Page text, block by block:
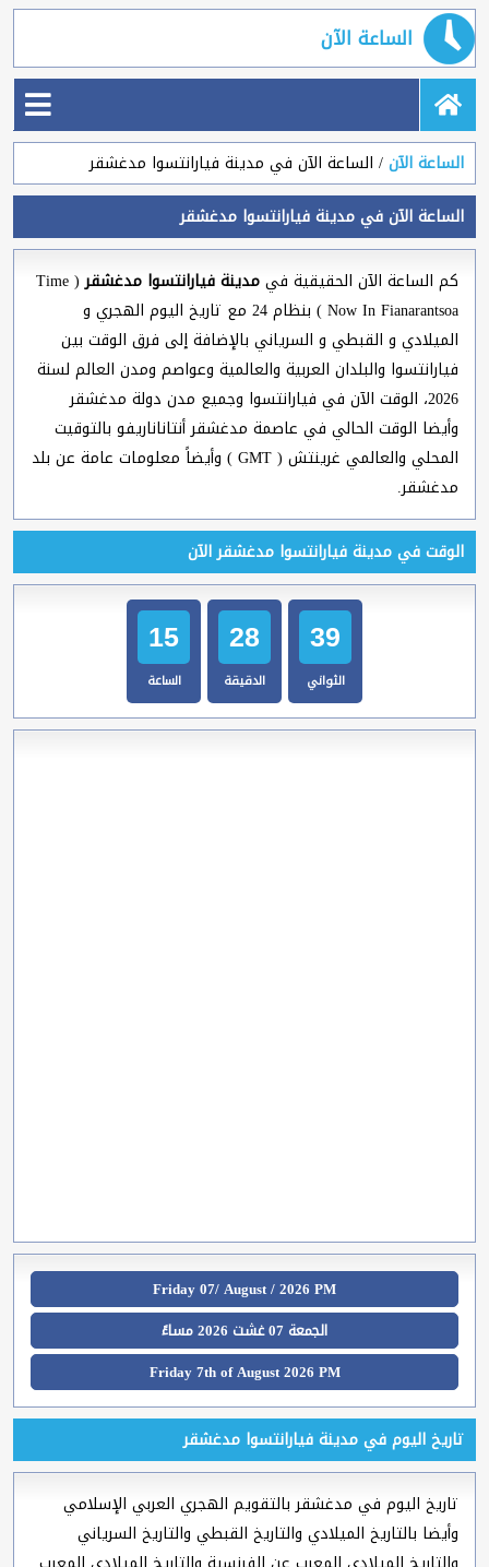
الساعة الآن
الساعة الآن الساعة الآن في مدينة فيارانتسوا مدغشقر
الساعة الآن في مدينة فيارانتسوا مدغشقر
كم الساعة الآن الحقيقية فيمدينة فيارانتسوا مدغشقر ( Time
Now In Fianarantsoa ) بنظام 24 مع تاريخ اليوم الهجري و
الميلادي و القبطي و السرياني بالإضافة إلى فرق الوقت بين
فيارانتسوا والبلدان العربية والعالمية وعواصم ومدن العالم لسنة
2026، الوقت الآن في فيارانتسوا وجميع مدن دولة مدغشقر
وأيضا الوقت الحالي في عاصمة مدغشقر أنتاناناريفو بالتوقيت
المحلي والعالمي غرينتش ( GMT ) وأيضاً معلومات عامة عن بلد
مدغشقر.
الوقت في مدينة فيارانتسوا مدغشقر الآن
15
الساعة
28
الدقيقة
40
الثواني
Friday 07/ August / 2026 PM
الجمعة 07 غشت 2026 مساءً
Friday 7th of August 2026 PM
تاريخ اليوم في مدينة فيارانتسوا مدغشقر
تاريخ اليوم في مدغشقر بالتقويم الهجري العربي الإسلامي
وأيضا بالتاريخ الميلادي والتاريخ القبطي والتاريخ السرياني